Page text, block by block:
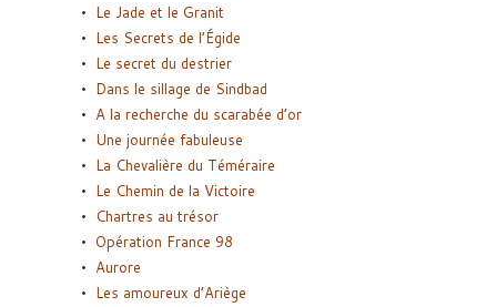
Le Jade et le Granit
Les Secrets de l’Égide
Le secret du destrier
Dans le sillage de Sindbad
A la recherche du scarabée d’or
Une journée fabuleuse
La Chevalière du Téméraire
Le Chemin de la Victoire
Chartres au trésor
Opération France 98
Aurore
Les amoureux d’Ariège